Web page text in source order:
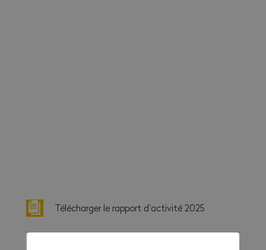
Télécharger le rapport d’activité 2025